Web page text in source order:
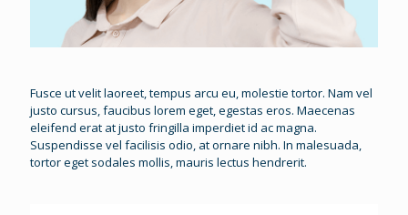
Fusce ut velit laoreet, tempus arcu eu, molestie tortor. Nam vel
justo cursus, faucibus lorem eget, egestas eros. Maecenas
eleifend erat at justo fringilla imperdiet id ac magna.
Suspendisse vel facilisis odio, at ornare nibh. In malesuada,
tortor eget sodales mollis, mauris lectus hendrerit.